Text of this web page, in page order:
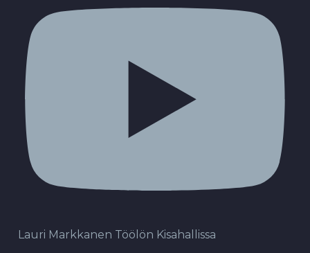
Lauri Markkanen Töölön Kisahallissa